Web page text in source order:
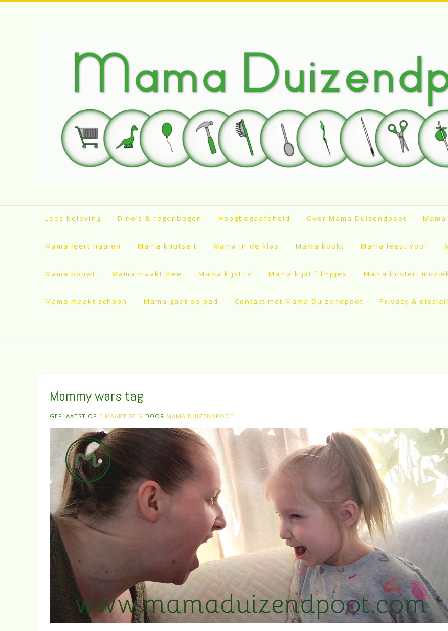
Spring
Lees beleving Dino’s & regenbogen Hoogbegaafdheid Over Mama Duizendpoot
Mama leert naaien Mama knutselt Mama in de klas Mama kookt Mama leest voor
Mama bouwt Mama maakt mee Mama kijkt tv Mama kijkt filmpjes Mama luistert
Mama maakt schoon Mama gaat op pad Contact met Mama Duizendpoot Privacy &
Mommy wars tag
GEPLAATST OP 5 MAART 2019 DOOR MAMA DUIZENDPOOT